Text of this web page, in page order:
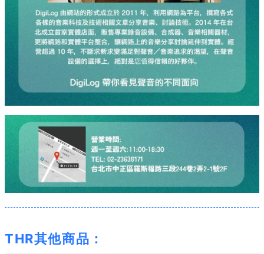
THR其他商品：